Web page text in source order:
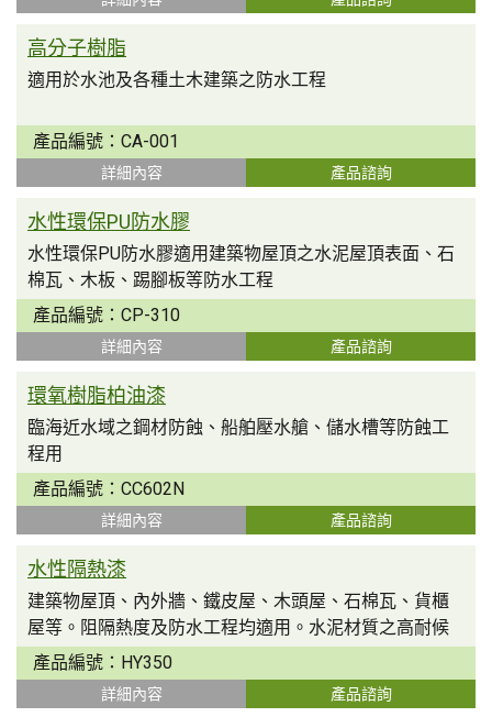
高分子樹脂
適用於水池及各種土木建築之防水工程
產品編號： CA-001
詳細內容 產品諮詢
水性環保PU防水膠
水性環保PU防水膠適用建築物屋頂之水泥屋頂表面、石
棉瓦、木板、踢腳板等防水工程
產品編號： CP-310
詳細內容 產品諮詢
環氧樹脂柏油漆
臨海近水域之鋼材防蝕、船舶壓水艙、儲水槽等防蝕工
程用
產品編號： CC602N
詳細內容 產品諮詢
水性隔熱漆
建築物屋頂、內外牆、鐵皮屋、木頭屋、石棉瓦、貨櫃
屋等。阻隔熱度及防水工程均適用。水泥材質之高耐候
及阻...
產品編號： HY350
詳細內容 產品諮詢